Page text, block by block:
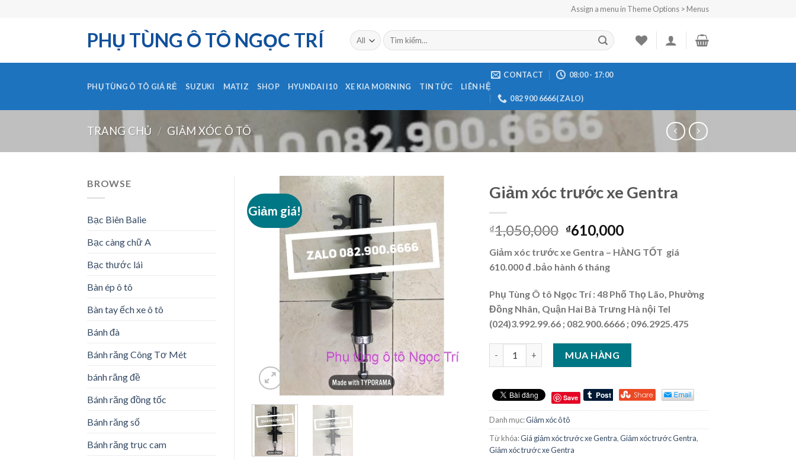
Assign a menu in Theme Options > Menus
PHỤ TÙNG Ô TÔ NGỌC TRÍ
PHỤ TÙNG Ô TÔ GIÁ RẺ SUZUKI MATIZ SHOP HYUNDAI I10 XE KIA MORNING TIN TỨC LIÊN HỆ
CONTACT 08:00 - 17:00
082 900 6666( ZALO)
TRANG CHỦ / GIẢM XÓC Ô TÔ
BROWSE
Bạc Biên Balie
Bạc càng chữ A
Bạc thước lái
Bàn ép ô tô
Bàn tay ếch xe ô tô
Bánh đà
Bánh răng Công Tơ Mét
bánh răng đề
Bánh răng đồng tốc
Bánh răng số
Bánh răng trục cam
Giảm giá!
Wishlist
Giảm xóc trước xe Gentra
₫1,050,000 ₫610,000
Giảm xóc trước xe Gentra – HÀNG TỐT giá
610.000 đ .bảo hành 6 tháng
Phụ Tùng Ô tô Ngọc Trí : 48 Phố Thọ Lão, Phường
Đồng Nhân, Quận Hai Bà Trưng Hà nội Tel
(024)3.992.99.66 ; 082.900.6666 ; 096.2925.475
MUA HÀNG
Save
Danh mục:Giảm xóc ô tô
Từ khóa:Giá giảm xóc trước xe Gentra,Giảm xóc trước Gentra,
Giảm xóc trước xe Gentra